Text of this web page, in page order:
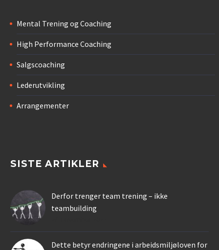
Mental Trening og Coaching
High Performance Coaching
Salgscoaching
Lederutvikling
Arrangementer
SISTE ARTIKLER
Derfor trenger team trening – ikke
teambuilding
Dette betyr endringene i arbeidsmiljøloven for